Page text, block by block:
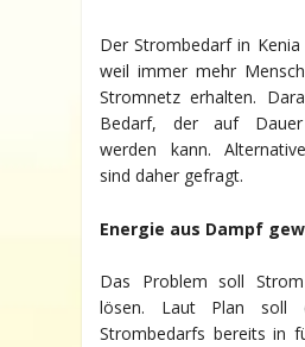
Der Strombedarf in
weil immer mehr
Stromnetz erhalten.
Bedarf, der auf
werden kann.
sind daher gefragt.
Energie aus Dampf
Das Problem soll
lösen. Laut Plan soll
Strombedarfs bereits in